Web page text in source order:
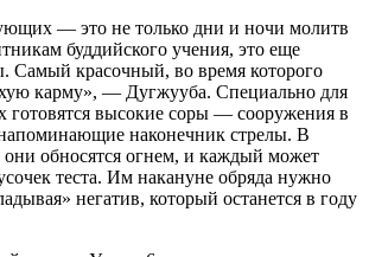
— это не только дни и ночи молитв
буддийского учения, это еще
Самый красочный, во время которого
карму», — Дугжууба. Специально для
готовятся высокие соры — сооружения в
наконечник стрелы. В
они обносятся огнем, и каждый может
теста. Им накануне обряда нужно
негатив, который останется в году